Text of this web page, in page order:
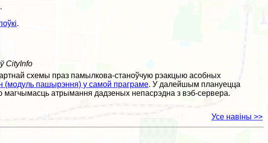
.
CityInfo
схемы праз памылкова-станоўчую рэакцыю асобных
(модуль пашырэння) у самой праграме. У далейшым плануецца
магчымасць атрымання дадзеных непасрэдна з вэб-сервера.
Усе навіны >>